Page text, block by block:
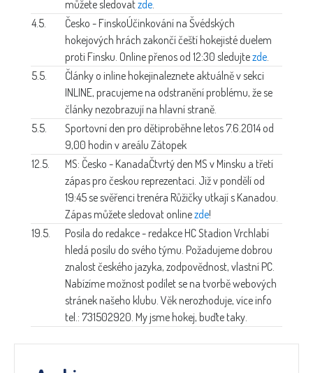
můžete sledovatzde
4.5.
Česko - FinskoÚčinkování na Švédských
hokejových hrách zakončí čeští hokejisté duelem
proti Finsku. Online přenos od 12:30 sledujtezde
5.5.
Články o inline hokejinaleznete aktuálně v sekci
INLINE, pracujeme na odstranění problému, že se
články nezobrazují na hlavní straně.
5.5.
Sportovní den pro dětiproběhne letos 7.6.2014 od
9,00 hodin v areálu Zátopek
12.5.
MS: Česko - KanadaČtvrtý den MS v Minsku a třetí
zápas pro českou reprezentaci. Již v pondělí od
19:45 se svěřenci trenéra Růžičky utkají s Kanadou.
Zápas můžete sledovat onlinezde!
19.5.
Posila do redakce - redakce HC Stadion Vrchlabí
hledá posilu do svého týmu. Požadujeme dobrou
znalost českého jazyka, zodpovědnost, vlastní PC.
Nabízíme možnost podílet se na tvorbě webových
stránek našeho klubu. Věk nerozhoduje, více info
tel.: 731502920. My jsme hokej, buďte taky.